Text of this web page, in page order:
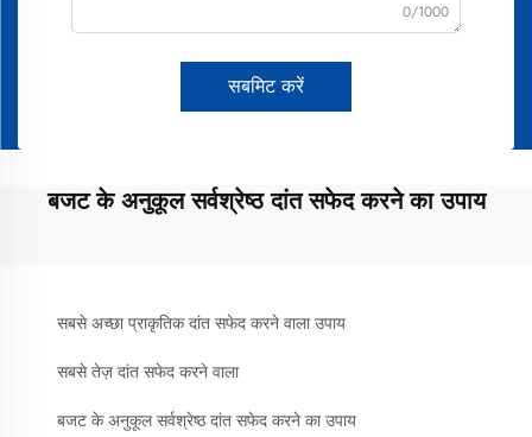
0/1000
सबमिट करें
बजट के अनुकूल सर्वश्रेष्ठ दांत सफेद करने का उपाय
सबसे अच्छा प्राकृतिक दांत सफेद करने वाला उपाय
सबसे तेज़ दांत सफेद करने वाला
बजट के अनुकूल सर्वश्रेष्ठ दांत सफेद करने का उपाय